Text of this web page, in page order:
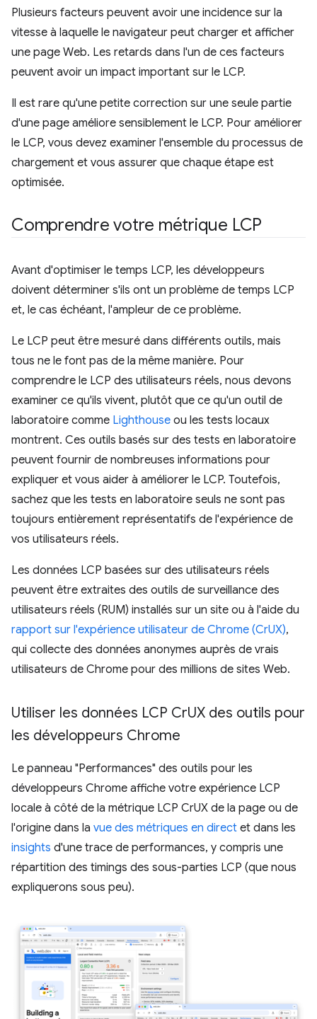
Plusieurs facteurs peuvent avoir une incidence sur la
vitesse à laquelle le navigateur peut charger et afficher
une page Web. Les retards dans l'un de ces facteurs
peuvent avoir un impact important sur le LCP.
Il est rare qu'une petite correction sur une seule partie
d'une page améliore sensiblement le LCP. Pour améliorer
le LCP, vous devez examiner l'ensemble du processus de
chargement et vous assurer que chaque étape est
optimisée.
Comprendre votre métrique LCP
Avant d'optimiser le temps LCP, les développeurs
doivent déterminer s'ils ont un problème de temps LCP
et, le cas échéant, l'ampleur de ce problème.
Le LCP peut être mesuré dans différents outils, mais
tous ne le font pas de la même manière. Pour
comprendre le LCP des utilisateurs réels, nous devons
examiner ce qu'ils vivent, plutôt que ce qu'un outil de
laboratoire comme Lighthouse ou les tests locaux
montrent. Ces outils basés sur des tests en laboratoire
peuvent fournir de nombreuses informations pour
expliquer et vous aider à améliorer le LCP. Toutefois,
sachez que les tests en laboratoire seuls ne sont pas
toujours entièrement représentatifs de l'expérience de
vos utilisateurs réels.
Les données LCP basées sur des utilisateurs réels
peuvent être extraites des outils de surveillance des
utilisateurs réels (RUM) installés sur un site ou à l'aide du
rapport sur l'expérience utilisateur de Chrome (CrUX),
qui collecte des données anonymes auprès de vrais
utilisateurs de Chrome pour des millions de sites Web.
Utiliser les données LCP CrUX des outils pour
les développeurs Chrome
Le panneau "Performances" des outils pour les
développeurs Chrome affiche votre expérience LCP
locale à côté de la métrique LCP CrUX de la page ou de
l'origine dans la vue des métriques en direct et dans les
insights d'une trace de performances, y compris une
répartition des timings des sous-parties LCP (que nous
expliquerons sous peu).